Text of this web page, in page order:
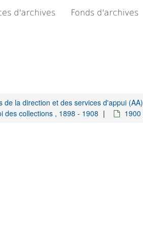
d'archives Fonds d'archives
de la direction et des services d'appui (AA)
des collections , 1898 - 1908 1900